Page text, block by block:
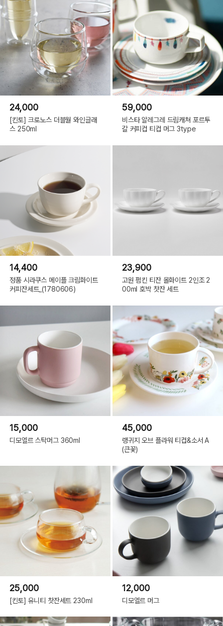
24,000
[킨토] 크로노스 더블월 와인글래
스 250ml
59,000
비스타 알레그레 드림캐쳐 포르투
갈 커피컵 티컵 머그 3type
14,400
정품 시라쿠스 메이플 크림화이트
커피잔세트_(1780606)
23,900
고원 펌킨 티잔 올화이트 2인조 2
00ml 호박 찻잔 세트
15,000
디모엘르 스탁머그 360ml
45,000
랭귀지 오브 플라워 티컵&소서 A
(큰꽃)
25,000
[킨토] 유니티 찻잔세트 230ml
12,000
디모엘르 머그